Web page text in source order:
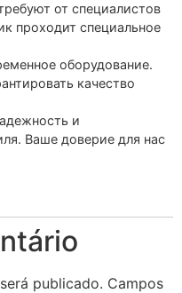
от специалистов
проходит специальное
оборудование.
качество
и
Ваше доверие для нас
publicado. Campos